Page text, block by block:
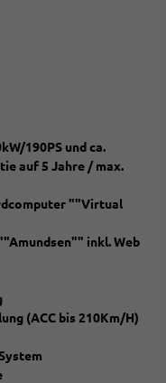
190PS und ca.
auf 5 Jahre / max.
""Virtual
inkl. Web
(ACC bis 210Km/H)